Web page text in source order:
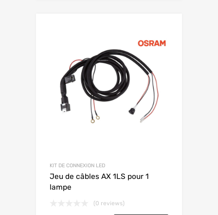
KIT DE CONNEXION LED
Jeu de câbles AX 1LS pour 1
lampe
(0 reviews)